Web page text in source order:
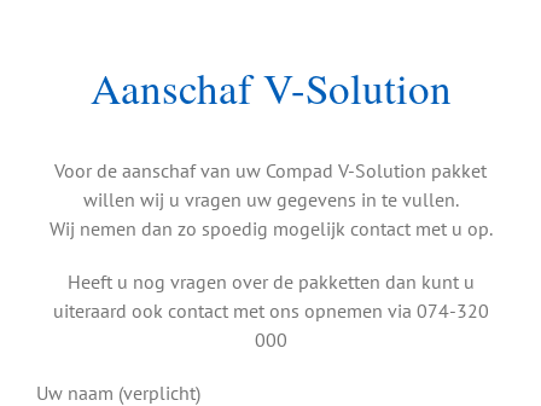
Aanschaf V-Solution
Voor de aanschaf van uw Compad V-Solution pakket
willen wij u vragen uw gegevens in te vullen.
Wij nemen dan zo spoedig mogelijk contact met u op.
Heeft u nog vragen over de pakketten dan kunt u
uiteraard ook contact met ons opnemen via 074-320
000
Uw naam (verplicht)